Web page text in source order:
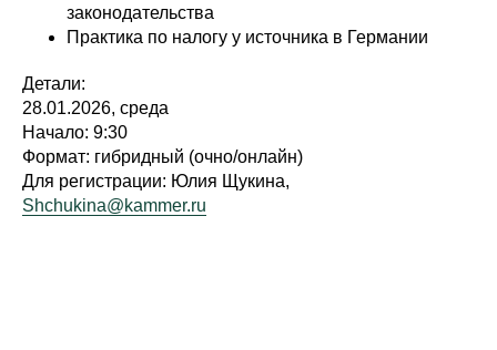
законодательства
Практика по налогу у источника в Германии
Детали:
28.01.2026, среда
Начало: 9:30
Формат: гибридный (очно/онлайн)
Для регистрации: Юлия Щукина,
Shchukina@kammer.ru